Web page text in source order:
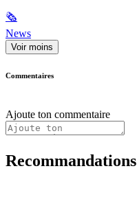
🗞
News
Voir moins
Commentaires
Ajoute ton commentaire
Recommandations